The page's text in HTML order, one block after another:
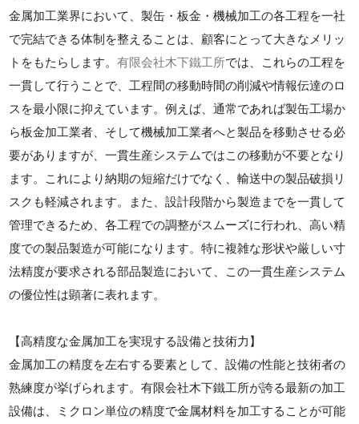
金属加工業界において、製缶・板金・機械加工の各工程を一社
で完結できる体制を整えることは、顧客にとって大きなメリッ
トをもたらします。有限会社木下鐵工所では、これらの工程を
一貫して行うことで、工程間の移動時間の削減や情報伝達のロ
スを最小限に抑えています。例えば、通常であれば製缶工場か
ら板金加工業者、そして機械加工業者へと製品を移動させる必
要がありますが、一貫生産システムではこの移動が不要となり
ます。これにより納期の短縮だけでなく、輸送中の製品破損リ
スクも軽減されます。また、設計段階から製造までを一貫して
管理できるため、各工程での調整がスムーズに行われ、高い精
度での製品製造が可能になります。特に複雑な形状や厳しい寸
法精度が要求される部品製造において、この一貫生産システム
の優位性は顕著に表れます。
【高精度な金属加工を実現する設備と技術力】
金属加工の精度を左右する要素として、設備の性能と技術者の
熟練度が挙げられます。有限会社木下鐵工所が誇る最新の加工
設備は、ミクロン単位の精度で金属材料を加工することが可能